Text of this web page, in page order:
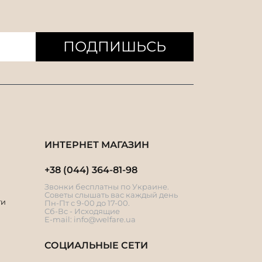
ПОДПИШЬСЬ
ИНТЕРНЕТ МАГАЗИН
+38 (044) 364-81-98
Звонки бесплатны по Украине.
Советы слышать вас каждый день
Пн-Пт с 9-00 до 17-00.
Сб-Вс - Исходящие
E-mail: info@welfare.ua
СОЦИАЛЬНЫЕ СЕТИ